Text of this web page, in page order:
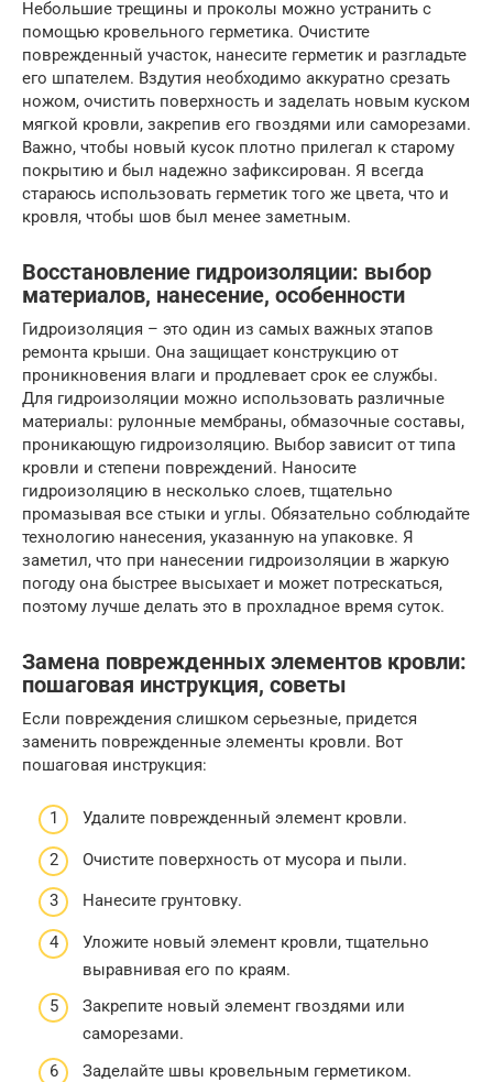
Небольшие трещины и проколы можно устранить с
помощью кровельного герметика. Очистите
поврежденный участок, нанесите герметик и разгладьте
его шпателем. Вздутия необходимо аккуратно срезать
ножом, очистить поверхность и заделать новым куском
мягкой кровли, закрепив его гвоздями или саморезами.
Важно, чтобы новый кусок плотно прилегал к старому
покрытию и был надежно зафиксирован. Я всегда
стараюсь использовать герметик того же цвета, что и
кровля, чтобы шов был менее заметным.
Восстановление гидроизоляции: выбор
материалов, нанесение, особенности
Гидроизоляция – это один из самых важных этапов
ремонта крыши. Она защищает конструкцию от
проникновения влаги и продлевает срок ее службы.
Для гидроизоляции можно использовать различные
материалы: рулонные мембраны, обмазочные составы,
проникающую гидроизоляцию. Выбор зависит от типа
кровли и степени повреждений. Наносите
гидроизоляцию в несколько слоев, тщательно
промазывая все стыки и углы. Обязательно соблюдайте
технологию нанесения, указанную на упаковке. Я
заметил, что при нанесении гидроизоляции в жаркую
погоду она быстрее высыхает и может потрескаться,
поэтому лучше делать это в прохладное время суток.
Замена поврежденных элементов кровли:
пошаговая инструкция, советы
Если повреждения слишком серьезные, придется
заменить поврежденные элементы кровли. Вот
пошаговая инструкция:
Удалите поврежденный элемент кровли.
Очистите поверхность от мусора и пыли.
Нанесите грунтовку.
Уложите новый элемент кровли, тщательно
выравнивая его по краям.
Закрепите новый элемент гвоздями или
саморезами.
Заделайте швы кровельным герметиком.